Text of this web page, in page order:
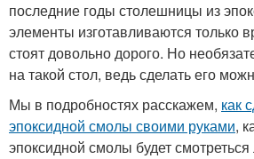
последние годы столешницы из
элементы изготавливаются только
стоят довольно дорого. Но
на такой стол, ведь сделать его
Мы в подробностях расскажем, как
эпоксидной смолы своими руками,
эпоксидной смолы будет